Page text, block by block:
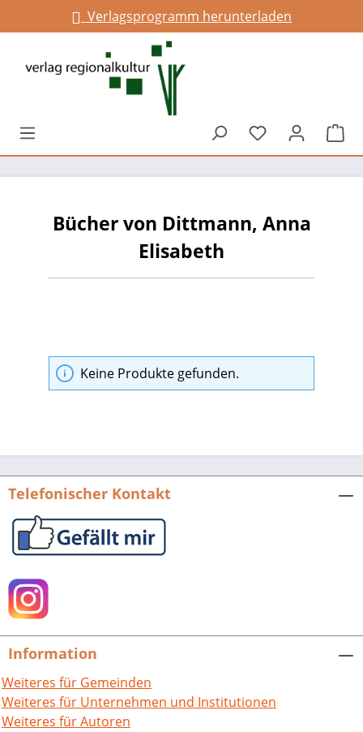
springenVerlagsprogramm herunterladen
Du hast 0
Bücher von Dittmann, Anna
Elisabeth
Keine Produkte gefunden.
Telefonischer Kontakt
Information
Weiteres für Gemeinden
Weiteres für Unternehmen und Institutionen
Weiteres für Autoren